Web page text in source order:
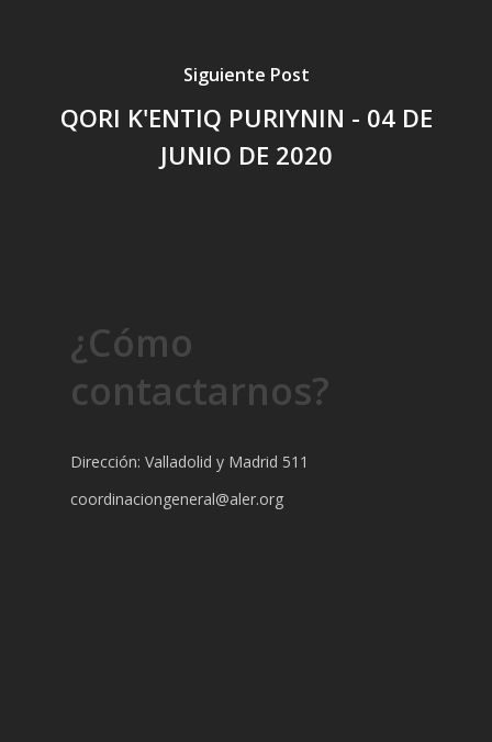
Siguiente Post
QORI K'ENTIQ PURIYNIN - 04 DE
JUNIO DE 2020
¿Cómo
contactarnos?
Dirección: Valladolid y Madrid 511
coordinaciongeneral@aler.org